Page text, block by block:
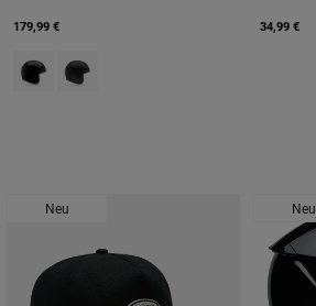
179,99 €
Product swatch type of Schwarz.
Product swatch type of Mattes
34,99 €
Neu Neu